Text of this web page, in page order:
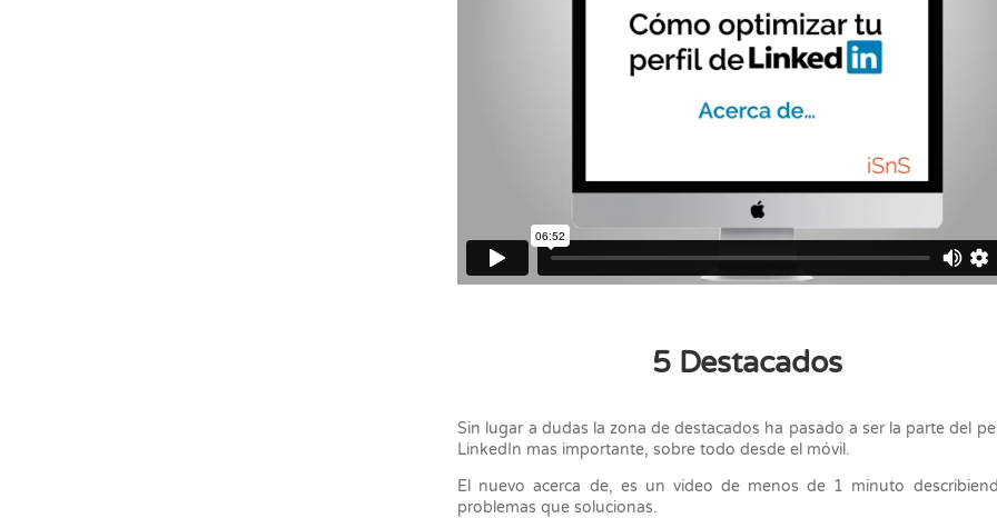
5 Destacados
Sin lugar a dudas la zona de destacados ha pasado a ser la parte del
LinkedIn mas importante, sobre todo desde el móvil.
El nuevo acerca de, es un video de menos de 1 minuto
problemas que solucionas.